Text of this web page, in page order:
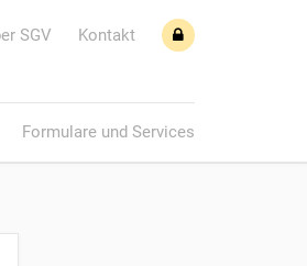
SGV
Kontakt
Formulare und Services